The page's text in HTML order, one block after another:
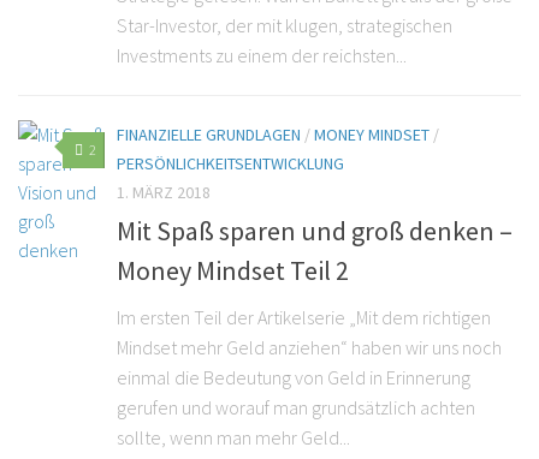
Star-Investor, der mit klugen, strategischen
Investments zu einem der reichsten...
2
FINANZIELLE GRUNDLAGEN /MONEY MINDSET /
PERSÖNLICHKEITSENTWICKLUNG
1. MÄRZ 2018
Mit Spaß sparen und groß denken –
Money Mindset Teil 2
Im ersten Teil der Artikelserie „Mit dem richtigen
Mindset mehr Geld anziehen“ haben wir uns noch
einmal die Bedeutung von Geld in Erinnerung
gerufen und worauf man grundsätzlich achten
sollte, wenn man mehr Geld...